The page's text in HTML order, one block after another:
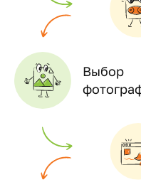
Выбор